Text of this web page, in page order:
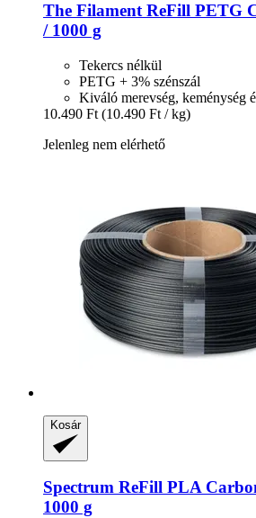
The FilamentReFill PETG
/ 1000 g
Tekercs nélkül
PETG + 3% szénszál
Kiváló merevség, keménység
10.490 Ft (10.490 Ft / kg)
Jelenleg nem elérhető
Kosár
Spectrum ReFill PLA
1000 g